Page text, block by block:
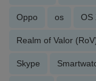
Oppo os OS
Realm of Valor
Skype